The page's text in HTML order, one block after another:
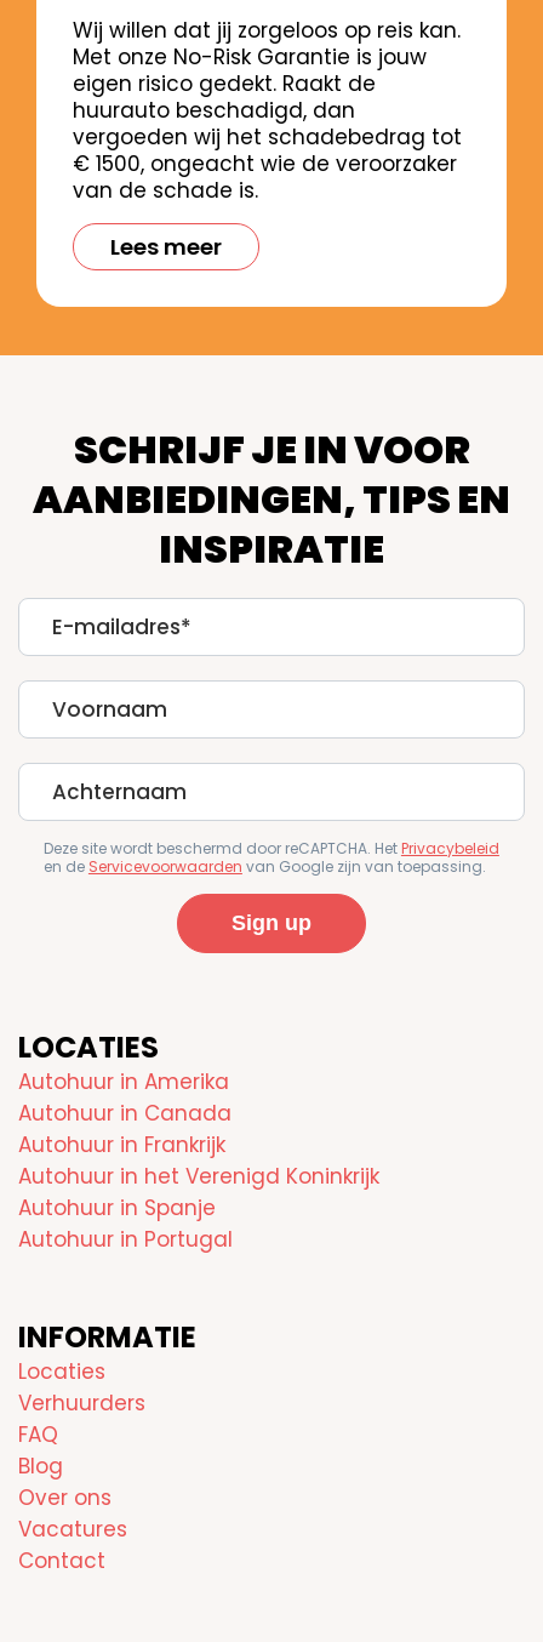
Wij willen dat jij zorgeloos op reis kan.
Met onze No-Risk Garantie is jouw
eigen risico gedekt. Raakt de
huurauto beschadigd, dan
vergoeden wij het schadebedrag tot
€ 1500, ongeacht wie de veroorzaker
van de schade is.
Lees meer
SCHRIJF JE IN VOOR
AANBIEDINGEN, TIPS EN
INSPIRATIE
E-
mailadres
First
Name
Last
Name
Deze site wordt beschermd door reCAPTCHA. HetPrivacybeleid
en de Servicevoorwaarden van Google zijn van toepassing.
LOCATIES
Autohuur in Amerika
Autohuur in Canada
Autohuur in Frankrijk
Autohuur in het Verenigd Koninkrijk
Autohuur in Spanje
Autohuur in Portugal
INFORMATIE
Locaties
Verhuurders
FAQ
Blog
Over ons
Vacatures
Contact